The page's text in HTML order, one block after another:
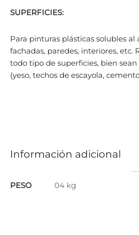
SUPERFICIES:
Para pinturas plásticas solubles
fachadas, paredes, interiores, etc.
todo tipo de superficies, bien
(yeso, techos de escayola,
Información adicional
PESO 04 kg